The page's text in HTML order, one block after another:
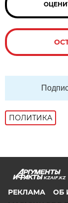
ПОЛИТИКА
KZAIF.KZ
РЕКЛАМА
ОБ